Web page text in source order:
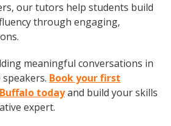
our tutors help students build
through engaging,
meaningful conversations in
Book your first
todayand build your skills
expert.